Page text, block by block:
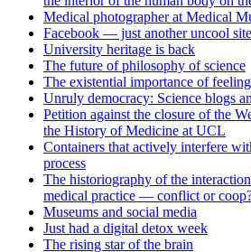
Medical photographer at Medical
Facebook — just another uncool site
University heritage is back
The future of philosophy of science
The existential importance of
Unruly democracy: Science blogs
Petition against the closure of the
the History of Medicine at UCL
Containers that actively interfere
process
The historiography of the
medical practice — conflict or
Museums and social media
Just had a digital detox week
The rising star of the brain